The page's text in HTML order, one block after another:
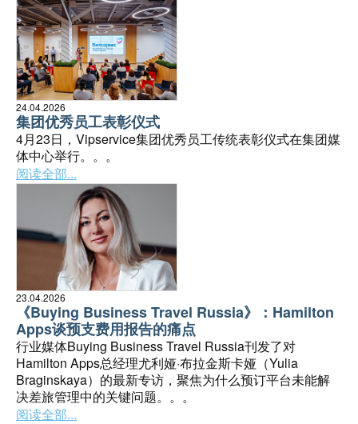
集团优秀员工表彰仪式
4月23日，Vipservice集团优秀员工传统表彰仪式在集团媒
体中心举行。。。
24.04.2026
阅读全部...
《Buying Business Travel Russia》：Hamilton
Apps谈预支费用报告的痛点
行业媒体Buying Business Travel Russia刊发了对
Hamilton Apps总经理尤利娅·布拉金斯卡娅（Yulia
Braginskaya）的最新专访，聚焦为什么预订平台未能解
决差旅管理中的关键问题。。。
23.04.2026
阅读全部...